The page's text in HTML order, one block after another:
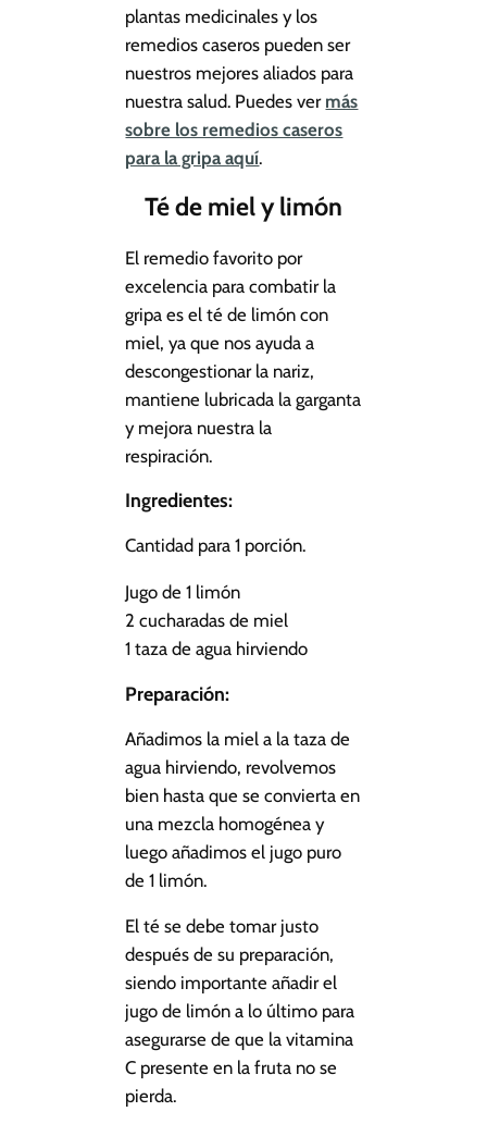
plantas medicinales y los
remedios caseros pueden ser
nuestros mejores aliados para
nuestra salud. Puedes ver más
sobre los remedios caseros
para la gripa aquí.
Té de miel y limón
El remedio favorito por
excelencia para combatir la
gripa es el té de limón con
miel, ya que nos ayuda a
descongestionar la nariz,
mantiene lubricada la garganta
y mejora nuestra la
respiración.
Ingredientes:
Cantidad para 1 porción.
Jugo de 1 limón
2 cucharadas de miel
1 taza de agua hirviendo
Preparación:
Añadimos la miel a la taza de
agua hirviendo, revolvemos
bien hasta que se convierta en
una mezcla homogénea y
luego añadimos el jugo puro
de 1 limón.
El té se debe tomar justo
después de su preparación,
siendo importante añadir el
jugo de limón a lo último para
asegurarse de que la vitamina
C presente en la fruta no se
pierda.